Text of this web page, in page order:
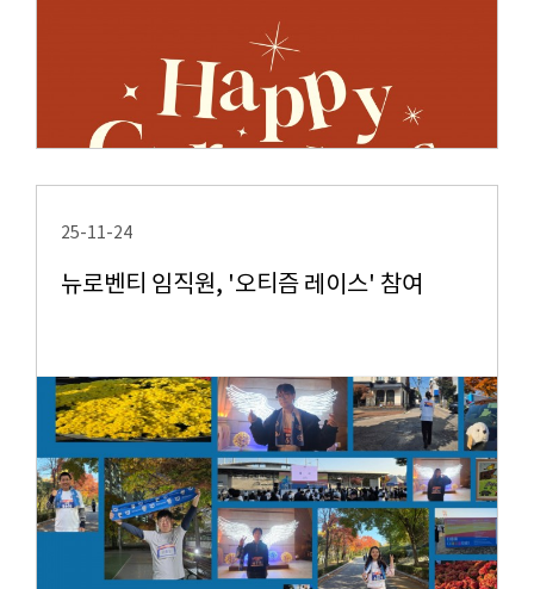
25-11-24
뉴로벤티 임직원, '오티즘 레이스' 참여